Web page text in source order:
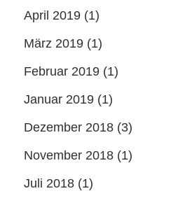
April 2019 (1)
März 2019 (1)
Februar 2019 (1)
Januar 2019 (1)
Dezember 2018 (3)
November 2018 (1)
Juli 2018 (1)